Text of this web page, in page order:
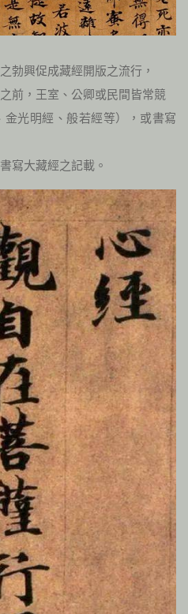
勃興促成藏經開版之流行，
前，王室、公卿或民間皆常競
光明經、般若經等），或書寫
寫大藏經之記載。